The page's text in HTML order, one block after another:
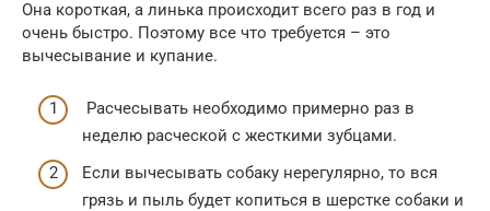
Она короткая, а линька происходит всего раз в год и
очень быстро. Поэтому все что требуется – это
вычесывание и купание.
Расчесывать необходимо примерно раз в
неделю расческой с жесткими зубцами.
Если вычесывать собаку нерегулярно, то вся
грязь и пыль будет копиться в шерстке собаки и